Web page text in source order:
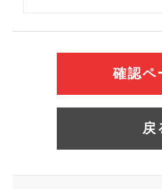
確認ペ
戻